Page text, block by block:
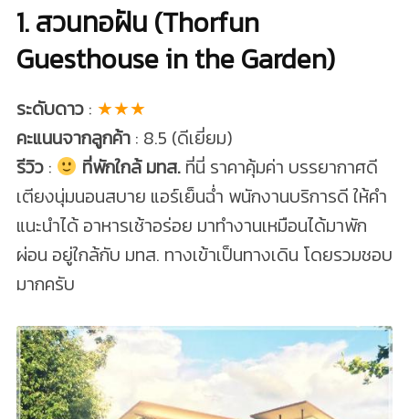
1. สวนทอฝัน (Thorfun
Guesthouse in the Garden)
ระดับดาว: ★★★
คะแนนจากลูกค้า: 8.5 (ดีเยี่ยม)
รีวิว: ที่พักใกล้ มทส.ที่นี่ ราคาคุ้มค่า บรรยากาศดี
เตียงนุ่มนอนสบาย แอร์เย็นฉ่ำ พนักงานบริการดี ให้คำ
แนะนำได้ อาหารเช้าอร่อย มาทำงานเหมือนได้มาพัก
ผ่อน อยู่ใกล้กับ มทส. ทางเข้าเป็นทางเดิน โดยรวมชอบ
มากครับ